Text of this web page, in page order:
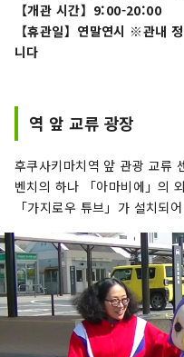
【개관 시간】9:00-20:00
【휴관일】연말연시 ※관내
니다
역 앞 교류 광장
후쿠사키마치역 앞 관광 교류
벤치의 하나 「아마비에」의
「가지로우 튜브」가 설치되